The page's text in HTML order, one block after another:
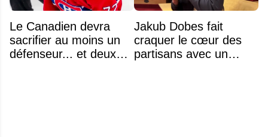
Le Canadien devra
sacrifier au moins un
défenseur... et deux
Jakub Dobes fait
craquer le cœur des
partisans avec un